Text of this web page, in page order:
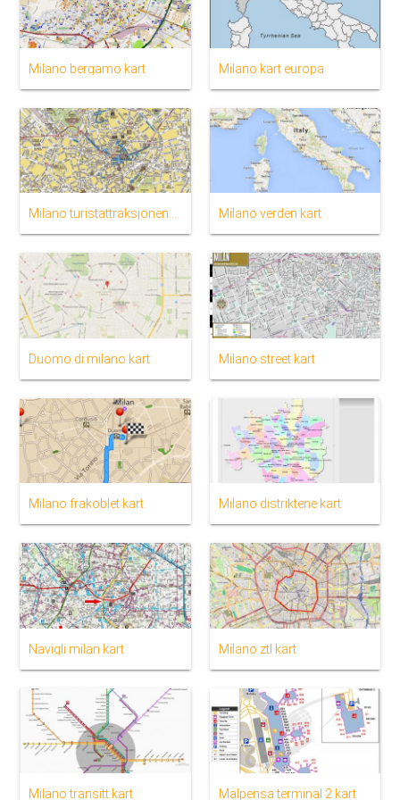
Milano bergamo kart Milano kart europa
Milano verden kart
Duomo di milano kart Milano street kart
Milano frakoblet kart Milano distriktene kart
Navigli milan kart Milano ztl kart
Milano transitt kart Malpensa terminal 2 kart